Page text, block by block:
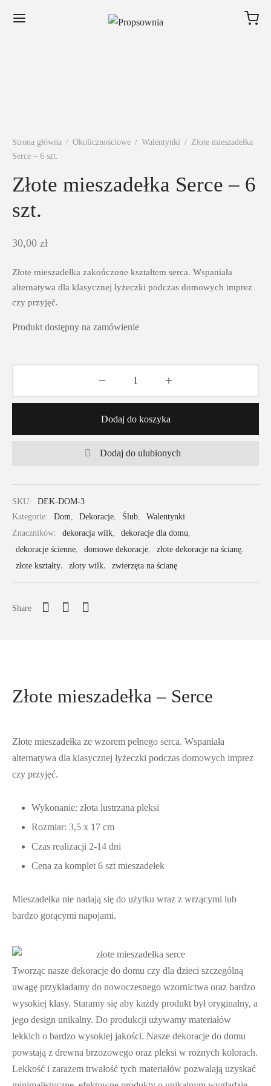
Strona główna / Okolicznościowe / Walentynki / Złote mieszadełka
Serce – 6 szt.
Złote mieszadełka Serce – 6
szt.
30,00 zł
Złote mieszadełka zakończone kształtem serca. Wspaniała
alternatywa dla klasycznej łyżeczki podczas domowych imprez
czy przyjęć.
Produkt dostępny na zamówienie
Dodaj do koszyka
Dodaj do ulubionych
SKU:
DEK-DOM-3
Kategorie:
Dom Dekoracje Ślub
Walentynki
Znaczników:
dekoracja wilk dekoracje dla domu
dekoracje ścienne, domowe dekoracje, złote dekoracje na ścianę,
złote kształty, złoty wilk, zwierzęta na ścianę
Share
Złote mieszadełka – Serce
Złote mieszadełka ze wzorem pełnego serca. Wspaniała
alternatywa dla klasycznej łyżeczki podczas domowych imprez
czy przyjęć.
Wykonanie: złota lustrzana pleksi
Rozmiar: 3,5 x 17 cm
Czas realizacji 2-14 dni
Cena za komplet 6 szt mieszadełek
Mieszadełka nie nadają się do użytku wraz z wrzącymi lub
bardzo gorącymi napojami.
Tworząc nasze dekoracje do domu czy dla dzieci szczególną
uwagę przykładamy do nowoczesnego wzornictwa oraz bardzo
wysokiej klasy. Staramy się aby każdy produkt był oryginalny, a
jego design unikalny. Do produkcji używamy materiałów
lekkich o bardzo wysokiej jakości. Nasze dekoracje do domu
powstają z drewna brzozowego oraz pleksi w rożnych kolorach.
Lekkość i zarazem trwałość tych materiałów pozwalają uzyskać